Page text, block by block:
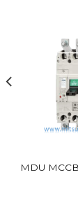
MDU